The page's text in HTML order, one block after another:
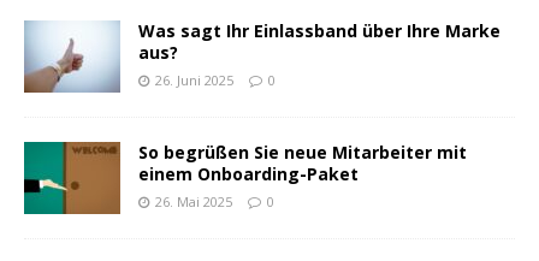
Was sagt Ihr Einlassband über Ihre Marke
aus?
26. Juni 2025 0
So begrüßen Sie neue Mitarbeiter mit
einem Onboarding-Paket
26. Mai 2025 0